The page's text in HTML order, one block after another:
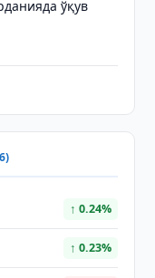
ўқув
↑ 0.24%
↑ 0.23%